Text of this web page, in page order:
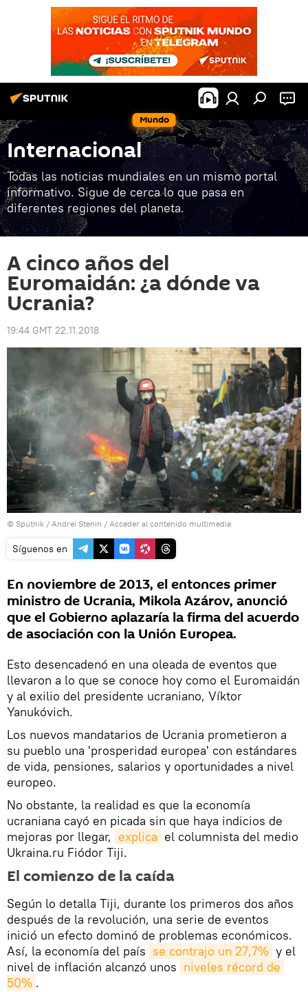
Mundo
Internacional
Todas las noticias mundiales en un mismo portal
informativo. Sigue de cerca lo que pasa en
diferentes regiones del planeta.
A cinco años del
Euromaidán: ¿a dónde va
Ucrania?
19:44 GMT 22.11.2018
© Sputnik / Andrei Stenin / Acceder al contenido multimedia
Síguenos en
En noviembre de 2013, el entonces primer
ministro de Ucrania, Mikola Azárov, anunció
que el Gobierno aplazaría la firma del acuerdo
de asociación con la Unión Europea.
Esto desencadenó en una oleada de eventos que
llevaron a lo que se conoce hoy como el Euromaidán
y al exilio del presidente ucraniano, Víktor
Yanukóvich.
Los nuevos mandatarios de Ucrania prometieron a
su pueblo una 'prosperidad europea' con estándares
de vida, pensiones, salarios y oportunidades a nivel
europeo.
No obstante, la realidad es que la economía
ucraniana cayó en picada sin que haya indicios de
mejoras por llegar, explica el columnista del medio
Ukraina.ru Fiódor Tiji.
El comienzo de la caída
Según lo detalla Tiji, durante los primeros dos años
después de la revolución, una serie de eventos
inició un efecto dominó de problemas económicos.
Así, la economía del país se contrajo un 27,7% y el
nivel de inflación alcanzó unos niveles récord de
50% .